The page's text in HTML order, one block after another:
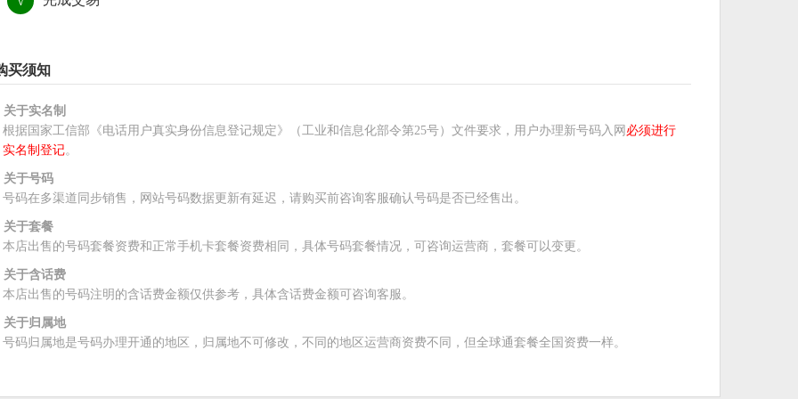
买须知
关于实名制
根据国家工信部《电话用户真实身份信息登记规定》（工业和信息化部令第25号）文件要求，用户办理新号码入网 必须进行
实名制登记。
关于号码
号码在多渠道同步销售，网站号码数据更新有延迟，请购买前咨询客服确认号码是否已经售出。
关于套餐
本店出售的号码套餐资费和正常手机卡套餐资费相同，具体号码套餐情况，可咨询运营商，套餐可以变更。
关于含话费
本店出售的号码注明的含话费金额仅供参考，具体含话费金额可咨询客服。
关于归属地
号码归属地是号码办理开通的地区，归属地不可修改，不同的地区运营商资费不同，但全球通套餐全国资费一样。